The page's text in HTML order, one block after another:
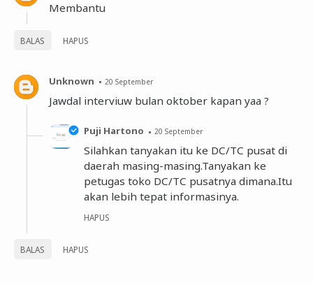
Membantu
BALAS HAPUS
Unknown 20 September
Jawdal interviuw bulan oktober kapan yaa ?
BALAS HAPUS
Puji Hartono 20 September
Silahkan tanyakan itu ke DC/TC pusat di
daerah masing-masing.Tanyakan ke
petugas toko DC/TC pusatnya dimana.Itu
akan lebih tepat informasinya.
HAPUS